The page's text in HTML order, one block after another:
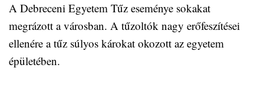
A Debreceni Egyetem Tűz eseménye sokakat
megrázott a városban. A tűzoltók nagy erőfeszítései
ellenére a tűz súlyos károkat okozott az egyetem
épületében.